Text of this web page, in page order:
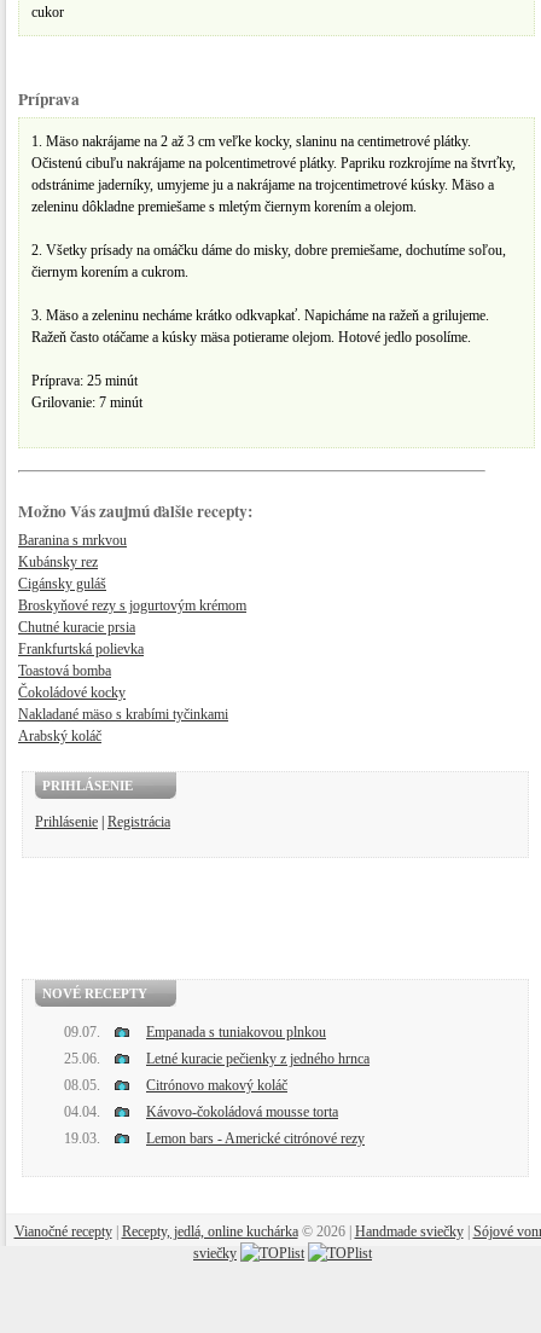
cukor
Príprava
1. Mäso nakrájame na 2 až 3 cm veľke kocky, slaninu na centimetrové plátky.
Očistenú cibuľu nakrájame na polcentimetrové plátky. Papriku rozkrojíme na štvrťky,
odstránime jaderníky, umyjeme ju a nakrájame na trojcentimetrové kúsky. Mäso a
zeleninu dôkladne premiešame s mletým čiernym korením a olejom.
2. Všetky prísady na omáčku dáme do misky, dobre premiešame, dochutíme soľou,
čiernym korením a cukrom.
3. Mäso a zeleninu necháme krátko odkvapkať. Napicháme na ražeň a grilujeme.
Ražeň často otáčame a kúsky mäsa potierame olejom. Hotové jedlo posolíme.
Príprava: 25 minút
Grilovanie: 7 minút
Možno Vás zaujmú ďalšie recepty:
Baranina s mrkvou
Kubánsky rez
Cigánsky guláš
Broskyňové rezy s jogurtovým krémom
Chutné kuracie prsia
Frankfurtská polievka
Toastová bomba
Čokoládové kocky
Nakladané mäso s krabími tyčinkami
Arabský koláč
PRIHLÁSENIE
Prihlásenie Registrácia
NOVÉ RECEPTY
09.07.
Empanada s tuniakovou plnkou
25.06.
Letné kuracie pečienky z jedného hrnca
08.05.
Citrónovo makový koláč
04.04.
Kávovo-čokoládová mousse torta
19.03.
Lemon bars - Americké citrónové rezy
Vianočné recepty| Recepty, jedlá, online kuchárka© 2026 | Handmade sviečky| Sójové
sviečky